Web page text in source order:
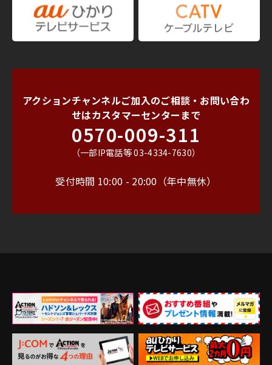
アクションチャンネルご加入のご相談・お問い合わ
せはカスタマーセンターまで
0570-009-311
（一部IP電話等 03-4334-7630）
受付時間 10:00 - 20:00（年中無休）